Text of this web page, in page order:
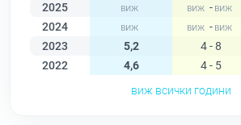
2025
-
2024
-
2023
5,2 4 - 8
2022
4,6 4 - 5
виж всички години